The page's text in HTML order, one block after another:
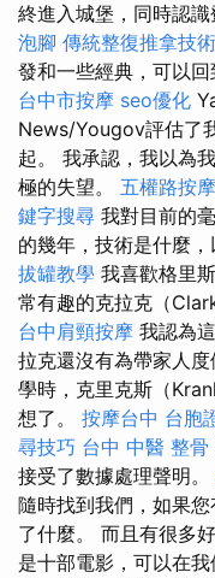
終進入城堡，同時認
泡腳 傳統整復推拿技
發和一些經典，可以回
台中市按摩 seo優化
News/Yougov評估了
起。 我承認，我以為
極的失望。 五權路按摩
鍵字搜尋 我對目前的
的幾年，技術是什麼
拔罐教學 我喜歡格里
常有趣的克拉克（
台中肩頸按摩 我認為
拉克還沒有為帶家人
學時，克里克斯（
想了。 按摩台中 台胞
尋技巧 台中 中醫 整骨
接受了數據處理聲明。
隨時找到我們，如果
了什麼。 而且有很多
是十部電影，可以在